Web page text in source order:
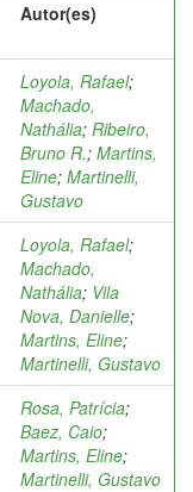
Autor(es)
Loyola, Rafael;
Machado,
Nathália; Ribeiro,
Bruno R.; Martins,
Eline; Martinelli,
Gustavo
Loyola, Rafael;
Machado,
Nathália; Vila
Nova, Danielle;
Martins, Eline;
Martinelli, Gustavo
Rosa, Patrícia;
Baez, Caio;
Martins, Eline;
Martinelli, Gustavo